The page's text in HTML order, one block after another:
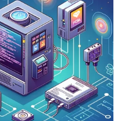
Software y Firmware
en Máquinas de
Guía Integral
desarrollo Vending